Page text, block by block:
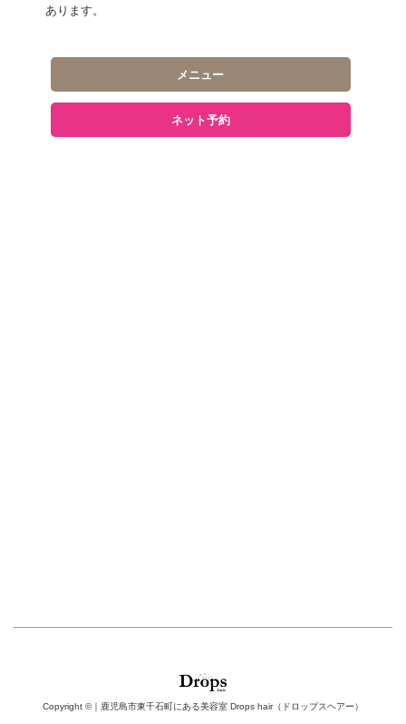
あります。
メニュー
ネット予約
Copyright ©｜鹿児島市東千石町にある美容室 Drops hair（ドロップスヘアー）